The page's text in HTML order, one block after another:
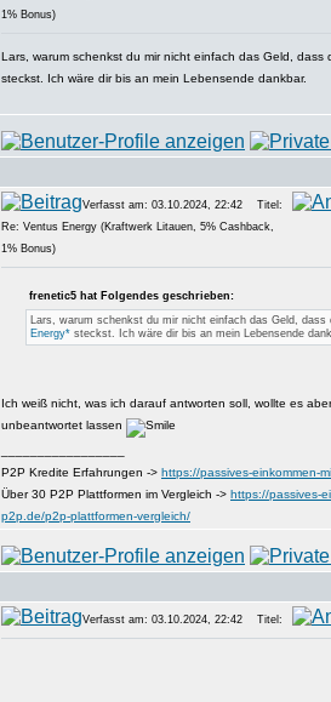
1% Bonus)
Lars, warum schenkst du mir nicht einfach das Geld, dass
steckst. Ich wäre dir bis an mein Lebensende dankbar.
Verfasst am: 03.10.2024, 22:42
Titel:
Re: Ventus Energy (Kraftwerk Litauen, 5% Cashback,
1% Bonus)
frenetic5 hat Folgendes geschrieben:
Lars, warum schenkst du mir nicht einfach das Geld,
Energy* steckst. Ich wäre dir bis an mein Lebensende
Ich weiß nicht, was ich darauf antworten soll, wollte es
unbeantwortet lassen
P2P Kredite Erfahrungen -> https://passives-einkommen-
Über 30 P2P Plattformen im Vergleich -> https://passives-
p2p.de/p2p-plattformen-vergleich/
Verfasst am: 03.10.2024, 22:42 Titel: